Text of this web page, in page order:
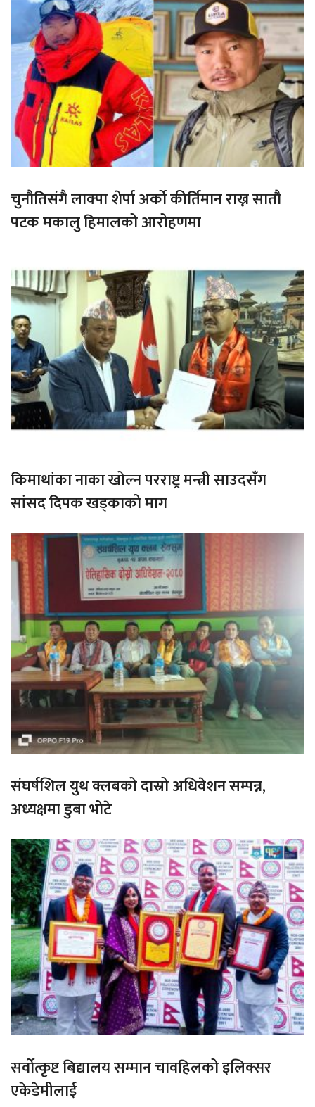
चुनौतिसंगै लाक्पा शेर्पा अर्को कीर्तिमान राख्न सातौ
पटक मकालु हिमालको आरोहणमा
किमाथांका नाका खोल्न परराष्ट्र मन्त्री साउदसँग
सांसद दिपक खड्काको माग
संघर्षशिल युथ क्लबको दास्रो अधिवेशन सम्पन्न,
अध्यक्षमा डुबा भोटे
सर्वोत्कृष्ट बिद्यालय सम्मान चावहिलको इलिक्सर
एकेडेमीलाई